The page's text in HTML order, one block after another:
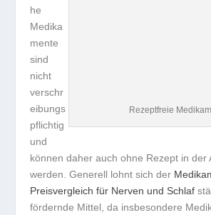
Rezeptfreie
he
Medika
mente
sind
nicht
verschr
eibungs
pflichtig
und
können daher auch ohne Rezept in der
werden. Generell lohnt sich der
Preisvergleich für Nerven und Schlaf
fördernde Mittel, da insbesondere